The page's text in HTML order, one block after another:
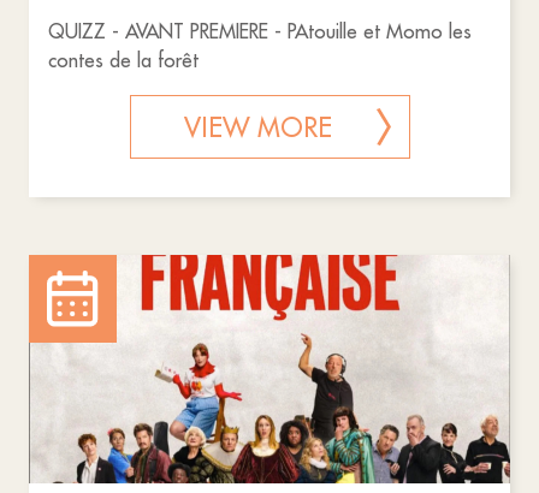
QUIZZ - AVANT PREMIERE - PAtouille et Momo les
contes de la forêt
VIEW MORE